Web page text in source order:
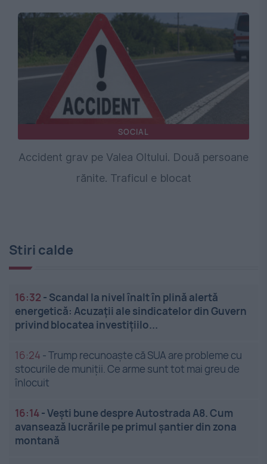
SOCIAL
Accident grav pe Valea Oltului. Două persoane
rănite. Traficul e blocat
Stiri calde
16:32 - Scandal la nivel înalt în plină alertă
energetică: Acuzații ale sindicatelor din Guvern
privind blocatea investițiilo...
16:24 -Trump recunoaște că SUA are probleme cu
stocurile de muniții. Ce arme sunt tot mai greu de
înlocuit
16:14-Vești bune despre Autostrada A8. Cum
avansează lucrările pe primul șantier din zona
montană